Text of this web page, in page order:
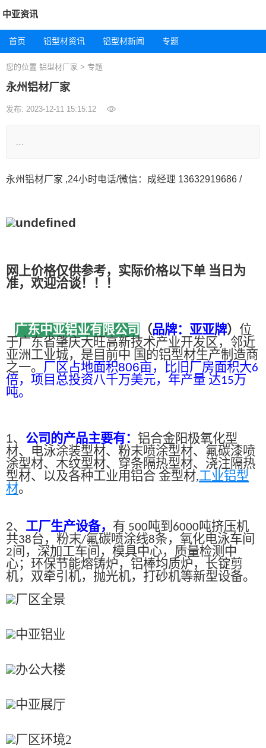
中亚资讯
首页 铝型材资讯 铝型材新闻 专题
您的位置 铝型材厂家 > 专题
永州铝材厂家
发布: 2023-12-11 15:15:12
…
永州铝材厂家 ,24小时电话/微信：成经理 13632919686 /
网上价格仅供参考，实际价格以下单 当日为
准，欢迎洽谈！！！
广东中亚铝业有限公司 （品牌：亚亚牌） 位
于广东省肇庆大旺高新技术产业开发区，邻近
亚洲工业城，是目前中 国的铝型材生产制造商
之一。 厂区占地面积806亩，比旧厂房面积大6
倍，项目总投资八千万美元，年产量 达15万
吨。
1、 公司的产品主要有： 铝合金阳极氧化型
材、电泳涂装型材、粉末喷涂型材、氟碳漆喷
涂型材、木纹型材、穿条隔热型材、浇注隔热
型材、以及各种工业用铝合 金型材,工业铝型
材。
2、 工厂生产设备， 有 500吨到 6000吨挤压机
共38台，粉末/氟碳喷涂线8条，氧化电泳车间
2间，深加工车间，模具中心，质量检测中
心；环保节能熔铸炉，铝棒均质炉，长锭剪
机，双牵引机，抛光机，打砂机等新型设备。